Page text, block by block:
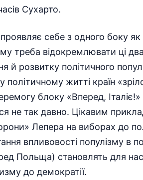
Сухарто.
себе з одного боку
треба відокремлювати ці
й розвитку політичного
політичному житті країн
блоку «Вперед,
не так давно. Цікавим
Лепера на виборах до
впливовості популізму в
Польща) становлять для нас
до демократії.